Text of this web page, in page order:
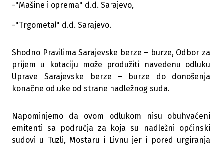
-"Mašine i oprema" d.d. Sarajevo,
-"Trgometal" d.d. Sarajevo.
Shodno Pravilima Sarajevske berze – burze, Odbor za
prijem u kotaciju može produžiti navedenu odluku
Uprave Sarajevske berze – burze do donošenja
konačne odluke od strane nadležnog suda.
Napominjemo da ovom odlukom nisu obuhvaćeni
emitenti sa područja za koja su nadležni općinski
sudovi u Tuzli, Mostaru i Livnu jer i pored urgiranja